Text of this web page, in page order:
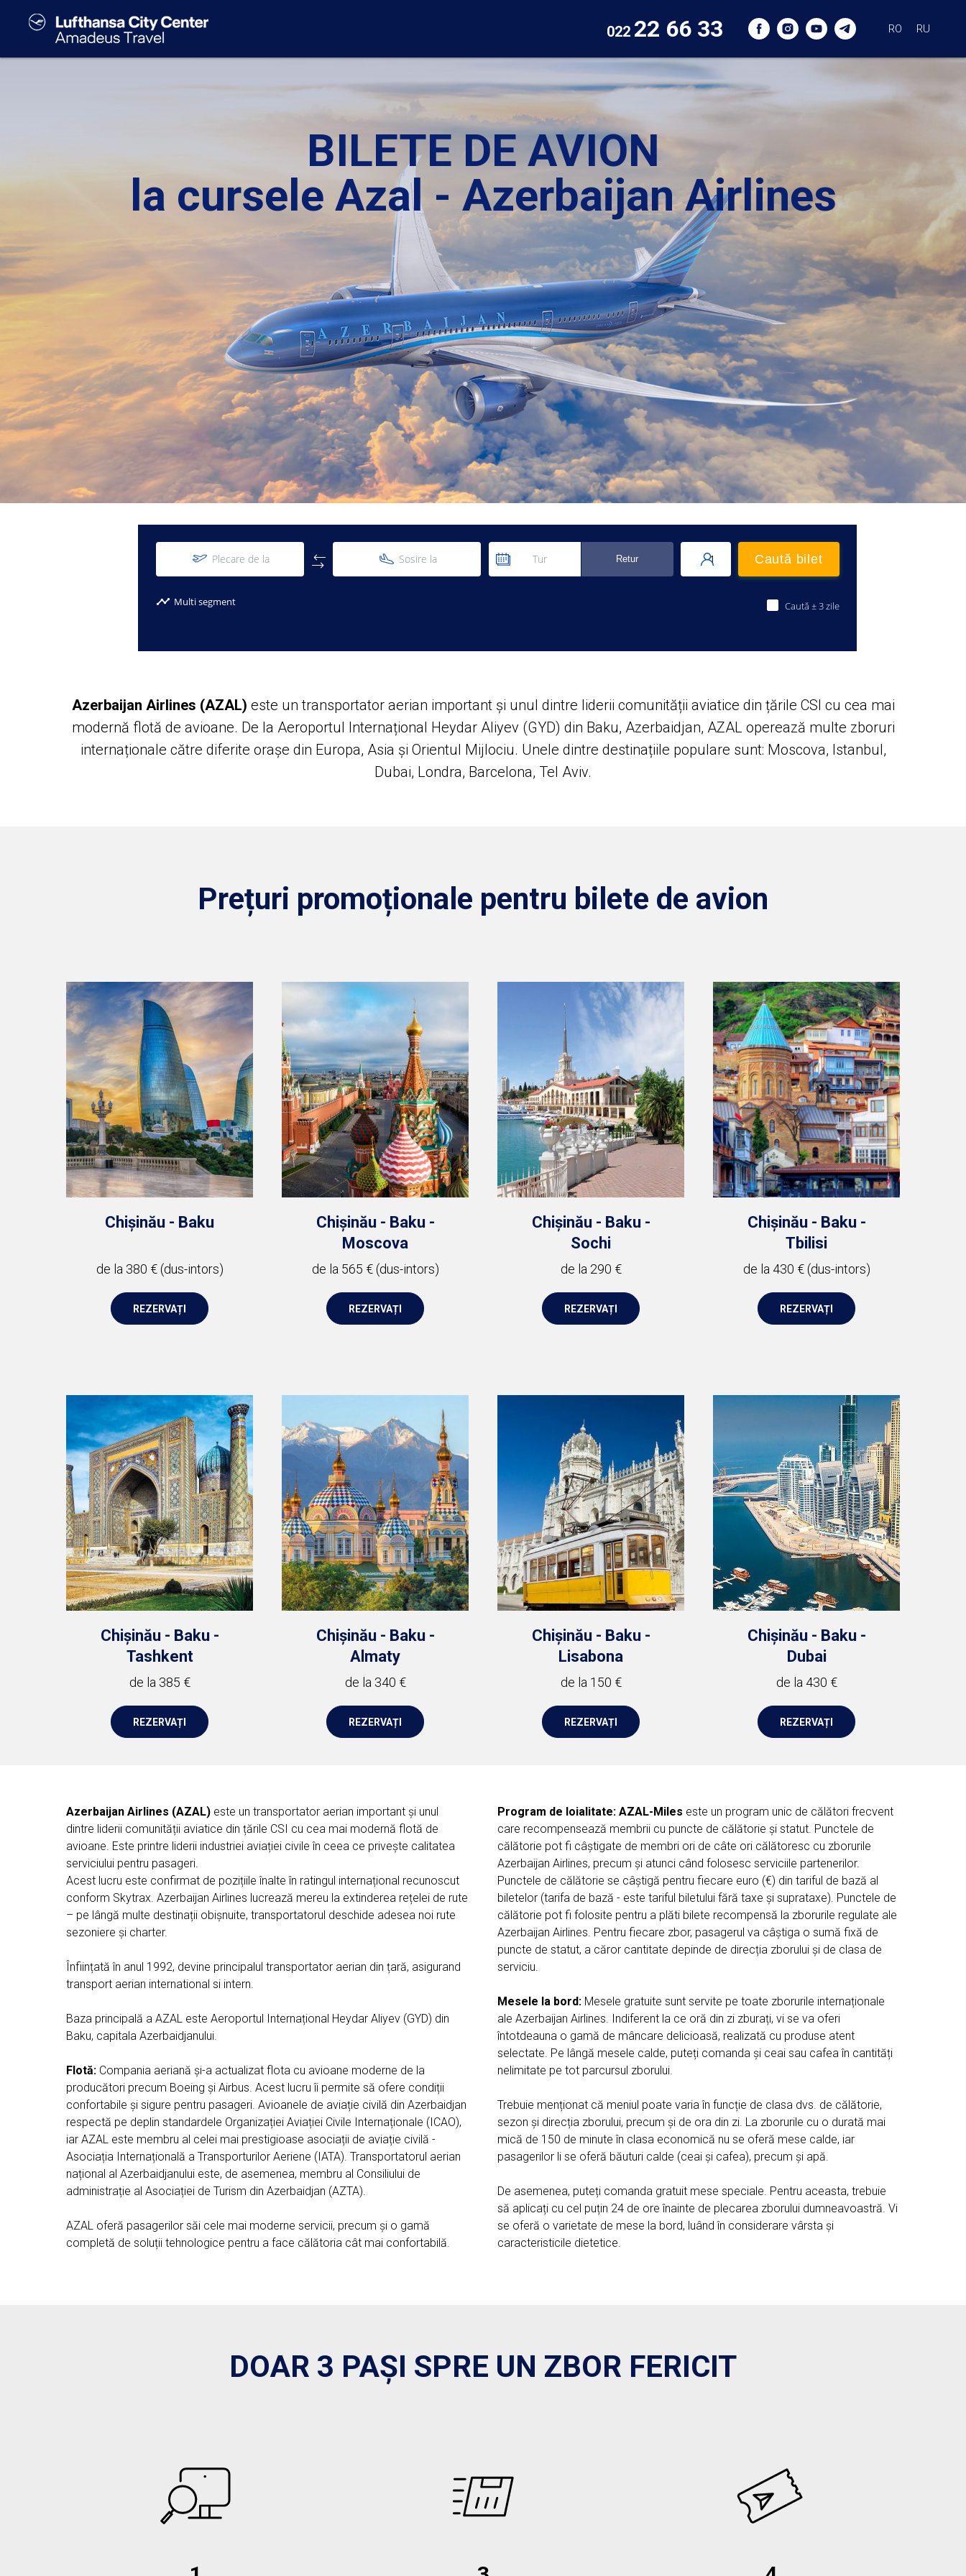
022 22 66 33 RO RU
BILETE DE AVION
la cursele Azal - Azerbaijan Airlines
Plecare de la Sosire la Tur 1 Caută bilet
Caută ± 3 zile
Multi segment
Azerbaijan Airlines (AZAL) este un transportator aerian important și unul dintre liderii comunității aviatice din țările CSI cu cea mai
modernă flotă de avioane. De la Aeroportul Internațional Heydar Aliyev (GYD) din Baku, Azerbaidjan, AZAL operează multe zboruri
internaționale către diferite orașe din Europa, Asia și Orientul Mijlociu. Unele dintre destinațiile populare sunt: Moscova, Istanbul,
Dubai, Londra, Barcelona, Tel Aviv.
Prețuri promoționale pentru bilete de avion
Chișinău - Baku
de la 380 € (dus-intors)
REZERVAȚI
Chișinău - Baku -
Moscova
de la 565 € (dus-intors)
REZERVAȚI
Chișinău - Baku -
Sochi
de la 290 €
REZERVAȚI
Chișinău - Baku -
Tbilisi
de la 430 € (dus-intors)
REZERVAȚI
Chișinău - Baku -
Tashkent
de la 385 €
REZERVAȚI
Chișinău - Baku -
Almaty
de la 340 €
REZERVAȚI
Chișinău - Baku -
Lisabona
de la 150 €
REZERVAȚI
Chișinău - Baku -
Dubai
de la 430 €
REZERVAȚI
Azerbaijan Airlines (AZAL) este un transportator aerian important și unul
dintre liderii comunității aviatice din țările CSI cu cea mai modernă flotă de
avioane. Este printre liderii industriei aviației civile în ceea ce privește calitatea
serviciului pentru pasageri.
Acest lucru este confirmat de pozițiile înalte în ratingul internațional recunoscut
conform Skytrax. Azerbaijan Airlines lucrează mereu la extinderea rețelei de rute
– pe lângă multe destinații obișnuite, transportatorul deschide adesea noi rute
sezoniere și charter.
Înființată în anul 1992, devine principalul transportator aerian din țară, asigurand
transport aerian international si intern.
Baza principală a AZAL este Aeroportul Internațional Heydar Aliyev (GYD) din
Baku, capitala Azerbaidjanului.
Flotă: Compania aeriană și-a actualizat flota cu avioane moderne de la
producători precum Boeing și Airbus. Acest lucru îi permite să ofere condiții
confortabile și sigure pentru pasageri. Avioanele de aviație civilă din Azerbaidjan
respectă pe deplin standardele Organizației Aviației Civile Internaționale (ICAO),
iar AZAL este membru al celei mai prestigioase asociații de aviație civilă -
Asociația Internațională a Transporturilor Aeriene (IATA). Transportatorul aerian
național al Azerbaidjanului este, de asemenea, membru al Consiliului de
administrație al Asociației de Turism din Azerbaidjan (AZTA).
AZAL oferă pasagerilor săi cele mai moderne servicii, precum și o gamă
completă de soluții tehnologice pentru a face călătoria cât mai confortabilă.
Program de loialitate: AZAL-Miles este un program unic de călători frecvent
care recompensează membrii cu puncte de călătorie și statut. Punctele de
călătorie pot fi câștigate de membri ori de câte ori călătoresc cu zborurile
Azerbaijan Airlines, precum și atunci când folosesc serviciile partenerilor.
Punctele de călătorie se câștigă pentru fiecare euro (€) din tariful de bază al
biletelor (tarifa de bază - este tariful biletului fără taxe și suprataxe). Punctele de
călătorie pot fi folosite pentru a plăti bilete recompensă la zborurile regulate ale
Azerbaijan Airlines. Pentru fiecare zbor, pasagerul va câștiga o sumă fixă de
puncte de statut, a căror cantitate depinde de direcția zborului și de clasa de
serviciu.
Mesele la bord: Mesele gratuite sunt servite pe toate zborurile internaționale
ale Azerbaijan Airlines. Indiferent la ce oră din zi zburați, vi se va oferi
întotdeauna o gamă de mâncare delicioasă, realizată cu produse atent
selectate. Pe lângă mesele calde, puteți comanda și ceai sau cafea în cantități
nelimitate pe tot parcursul zborului.
Trebuie menționat că meniul poate varia în funcție de clasa dvs. de călătorie,
sezon și direcția zborului, precum și de ora din zi. La zborurile cu o durată mai
mică de 150 de minute în clasa economică nu se oferă mese calde, iar
pasagerilor li se oferă băuturi calde (ceai și cafea), precum și apă.
De asemenea, puteți comanda gratuit mese speciale. Pentru aceasta, trebuie
să aplicați cu cel puțin 24 de ore înainte de plecarea zborului dumneavoastră. Vi
se oferă o varietate de mese la bord, luând în considerare vârsta și
caracteristicile dietetice.
DOAR 3 PAȘI SPRE UN ZBOR FERICIT